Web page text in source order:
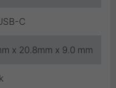
C
x 20.8mm x 9.0 mm